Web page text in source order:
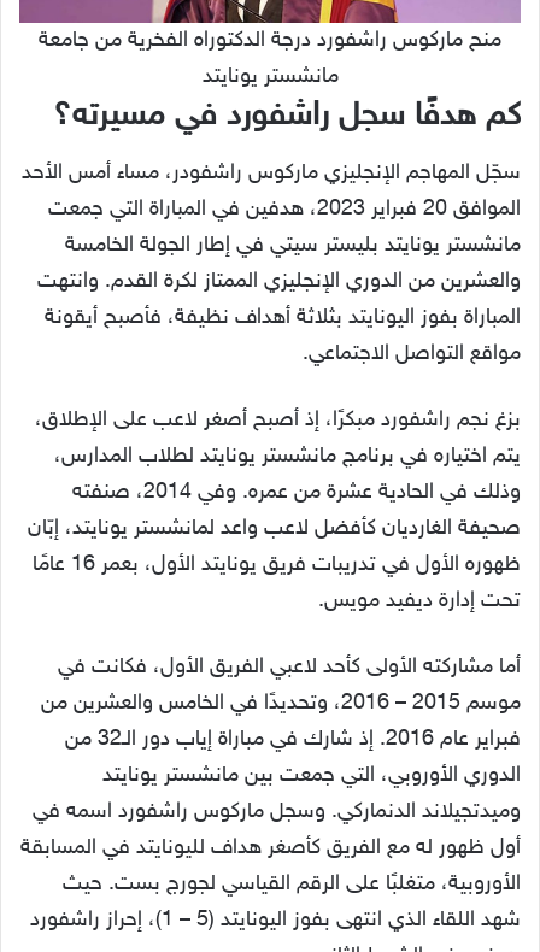
منح ماركوس راشفورد درجة الدكتوراه الفخرية من جامعة
مانشستر يونايتد
كم هدفًا سجل راشفورد في مسيرته؟
سجّل المهاجم الإنجليزي ماركوس راشفودر، مساء أمس الأحد
الموافق 20 فبراير 2023، هدفين في المباراة التي جمعت
مانشستر يونايتد بليستر سيتي في إطار الجولة الخامسة
والعشرين من الدوري الإنجليزي الممتاز لكرة القدم. وانتهت
المباراة بفوز اليونايتد بثلاثة أهداف نظيفة، فأصبح أيقونة
مواقع التواصل الاجتماعي.
بزغ نجم راشفورد مبكرًا، إذ أصبح أصغر لاعب على الإطلاق،
يتم اختياره في برنامج مانشستر يونايتد لطلاب المدارس،
وذلك في الحادية عشرة من عمره. وفي 2014، صنفته
صحيفة الغارديان كأفضل لاعب واعد لمانشستر يونايتد، إبّان
ظهوره الأول في تدريبات فريق يونايتد الأول، بعمر 16 عامًا
تحت إدارة ديفيد مويس.
أما مشاركته الأولى كأحد لاعبي الفريق الأول، فكانت في
موسم 2015 – 2016، وتحديدًا في الخامس والعشرين من
فبراير عام 2016. إذ شارك في مباراة إياب دور الـ32 من
الدوري الأوروبي، التي جمعت بين مانشستر يونايتد
وميدتجيلاند الدنماركي. وسجل ماركوس راشفورد اسمه في
أول ظهور له مع الفريق كأصغر هداف لليونايتد في المسابقة
الأوروبية، متغلبًا على الرقم القياسي لجورج بست. حيث
شهد اللقاء الذي انتهى بفوز اليونايتد (5 – 1)، إحراز راشفورد